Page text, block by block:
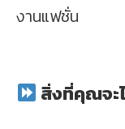
งานแฟชั่น
สิ่งที่คุณจะ